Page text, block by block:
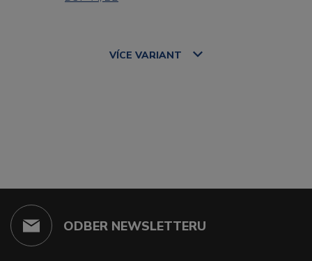
VÍCE VARIANT
ODBER NEWSLETTERU